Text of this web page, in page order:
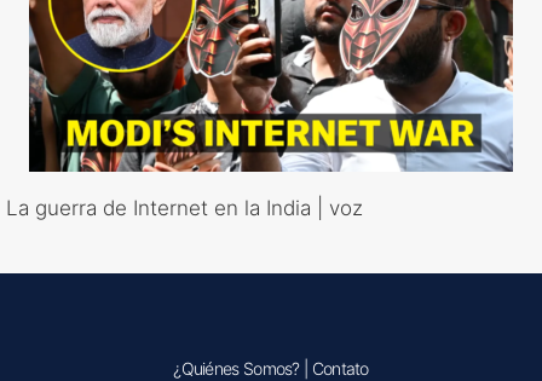
La guerra de Internet en la India | voz
¿Quiénes Somos?| Contato